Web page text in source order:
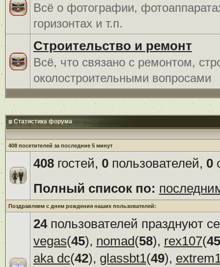
Всё о фотографии,
горизонтах и т.п.
Строительство и ремонт
Всё, что связано с ремонтом,
околостроительными вопросами
Статистика форума
408 посетителей за последние 5 минут
408гостей, 0пользователей, 0
Полный список по:
Поздравляем с днем рождения наших пользователей:
24пользователей празднуют
vegas(45), nomad(58), rex107(45
aka dc(42), glassbt1(49),